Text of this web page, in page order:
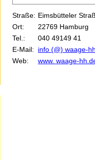
Straße: Eimsbütteler
Ort:
22769 Hamburg
Tel.:
040 49149 41
E-Mail:
info (@) waage-
Web:
www. waage-